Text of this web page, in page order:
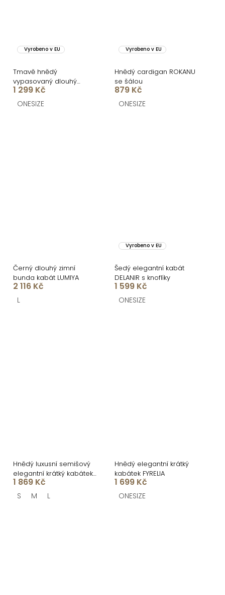
Vyrobeno v EU
Tmavě hnědý
vypasovaný dlouhý
elegantní kabát SAVOIA
1 299 Kč
ONESIZE
Vyrobeno v EU
Hnědý cardigan ROKANU
se šálou
879 Kč
ONESIZE
Černý dlouhý zimní
bunda kabát LUMIYA
2 116 Kč
L
Vyrobeno v EU
Šedý elegantní kabát
DELANIR s knoflíky
1 599 Kč
ONESIZE
Hnědý luxusní semišový
elegantní krátký kabátek
DRIFER
1 869 Kč
S M L
Hnědý elegantní krátký
kabátek FYRELIA
1 699 Kč
ONESIZE